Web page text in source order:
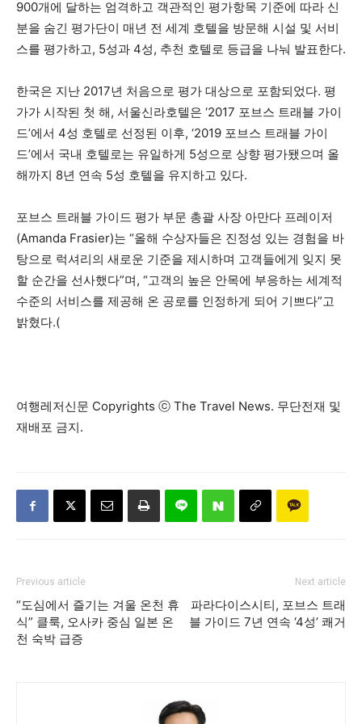
900개에 달하는 엄격하고 객관적인 평가항목 기준에 따라 신
분을 숨긴 평가단이 매년 전 세계 호텔을 방문해 시설 및 서비
스를 평가하고, 5성과 4성, 추천 호텔로 등급을 나눠 발표한다.
한국은 지난 2017년 처음으로 평가 대상으로 포함되었다. 평
가가 시작된 첫 해, 서울신라호텔은 ‘2017 포브스 트래블 가이
드’에서 4성 호텔로 선정된 이후, ‘2019 포브스 트래블 가이
드’에서 국내 호텔로는 유일하게 5성으로 상향 평가됐으며 올
해까지 8년 연속 5성 호텔을 유지하고 있다.
포브스 트래블 가이드 평가 부문 총괄 사장 아만다 프레이저
(Amanda Frasier)는 “올해 수상자들은 진정성 있는 경험을 바
탕으로 럭셔리의 새로운 기준을 제시하며 고객들에게 잊지 못
할 순간을 선사했다”며, “고객의 높은 안목에 부응하는 세계적
수준의 서비스를 제공해 온 공로를 인정하게 되어 기쁘다”고
밝혔다.(
여행레저신문 Copyrights ⓒ The Travel News. 무단전재 및
재배포 금지.
Previous article
“도심에서 즐기는 겨울 온천 휴
식” 클룩, 오사카 중심 일본 온
천 숙박 급증
Next article
파라다이스시티, 포브스 트래
블 가이드 7년 연속 ‘4성’ 쾌거